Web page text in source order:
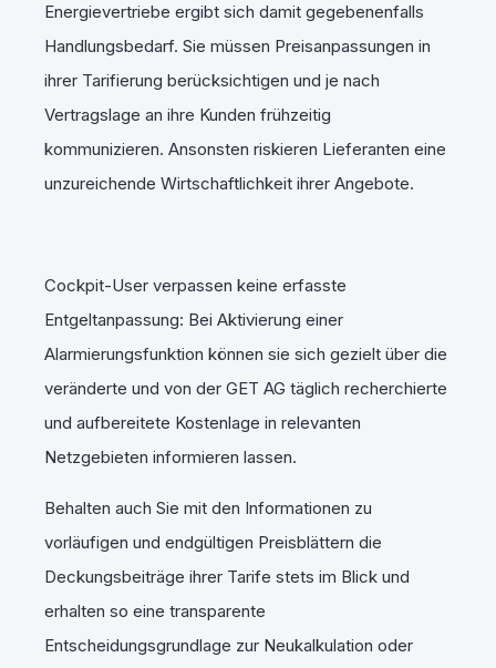
Energievertriebe ergibt sich damit gegebenenfalls
Handlungsbedarf. Sie müssen Preisanpassungen in
ihrer Tarifierung berücksichtigen und je nach
Vertragslage an ihre Kunden frühzeitig
kommunizieren. Ansonsten riskieren Lieferanten eine
unzureichende Wirtschaftlichkeit ihrer Angebote.
Cockpit-User verpassen keine erfasste
Entgeltanpassung: Bei Aktivierung einer
Alarmierungsfunktion können sie sich gezielt über die
veränderte und von der GET AG täglich recherchierte
und aufbereitete Kostenlage in relevanten
Netzgebieten informieren lassen.
Behalten auch Sie mit den Informationen zu
vorläufigen und endgültigen Preisblättern die
Deckungsbeiträge ihrer Tarife stets im Blick und
erhalten so eine transparente
Entscheidungsgrundlage zur Neukalkulation oder